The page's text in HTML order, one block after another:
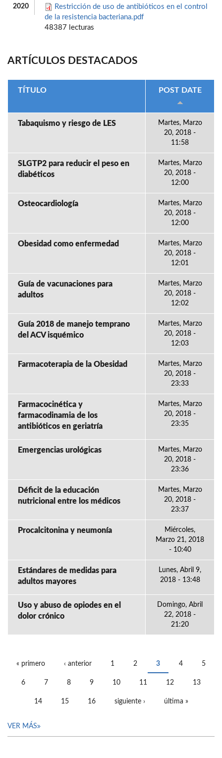
2020
Restricción de uso de antibióticos en el control
de la resistencia bacteriana.pdf
48387 lecturas
ARTÍCULOS DESTACADOS
TÍTULO POST DATE
Tabaquismo y riesgo de LES
Martes, Marzo
20, 2018 -
11:58
SLGTP2 para reducir el peso en
diabéticos
Martes, Marzo
20, 2018 -
12:00
Osteocardiología
Martes, Marzo
20, 2018 -
12:00
Obesidad como enfermedad
Martes, Marzo
20, 2018 -
12:01
Guía de vacunaciones para
adultos
Martes, Marzo
20, 2018 -
12:02
Guía 2018 de manejo temprano
del ACV isquémico
Martes, Marzo
20, 2018 -
12:03
Farmacoterapia de la Obesidad
Martes, Marzo
20, 2018 -
23:33
Farmacocinética y
farmacodinamia de los
antibióticos en geriatría
Martes, Marzo
20, 2018 -
23:35
Emergencias urológicas
Martes, Marzo
20, 2018 -
23:36
Déficit de la educación
nutricional entre los médicos
Martes, Marzo
20, 2018 -
23:37
Procalcitonina y neumonía
Miércoles,
Marzo 21, 2018
- 10:40
Estándares de medidas para
adultos mayores
Lunes, Abril 9,
2018 - 13:48
Uso y abuso de opiodes en el
dolor crónico
Domingo, Abril
22, 2018 -
21:20
« primero ‹ anterior 1 2 3 4 5
6 7 8 9 10 11 12 13
14 15 16 siguiente › última »
VER MÁS